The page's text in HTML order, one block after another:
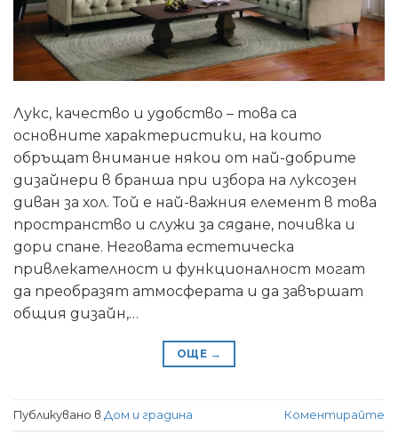
Лукс, качество и удобство – това са
основните характеристики, на които
обръщат внимание някои от най-добрите
дизайнери в бранша при избора на луксозен
диван за хол. Той е най-важния елемент в това
пространство и служи за сядане, почивка и
дори спане. Неговата естетическа
привлекателност и функционалност могат
да преобразят атмосферата и да завършат
общия дизайн,…
ОЩЕ →
Публикувано в Дом и градина Коментирайте